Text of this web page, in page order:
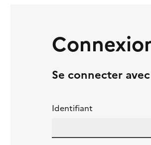
Se connecter
Identifiant